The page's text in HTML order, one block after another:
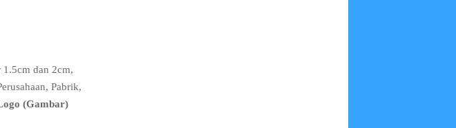
1.5cm dan 2cm,
Pabrik,
(Gambar)